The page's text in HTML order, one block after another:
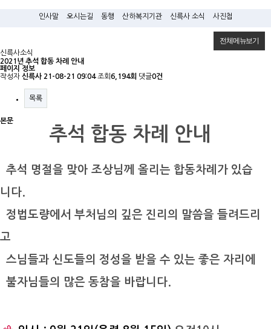
인사말 오시는길 동행 산하복지기관 신륵사 소식 사진첩
전체메뉴보기
신륵사소식
2021년 추석 합동 차례 안내
페이지 정보
작성자 신륵사 21-08-21 09:04조회6,194회 댓글0건
목록
본문
추석 합동 차례 안내
추석 명절을 맞아 조상님께 올리는 합동차례가 있습
니다.
정법도량에서 부처님의 깊은 진리의 말씀을 들려드리
고
스님들과 신도들의 정성을 받을 수 있는 좋은 자리에
불자님들의 많은 동참을 바랍니다.